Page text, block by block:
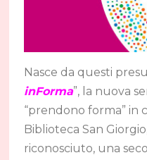
Nasce da questi
inForma”, la nuova
“prendono forma” in
Biblioteca San
riconosciuto, una